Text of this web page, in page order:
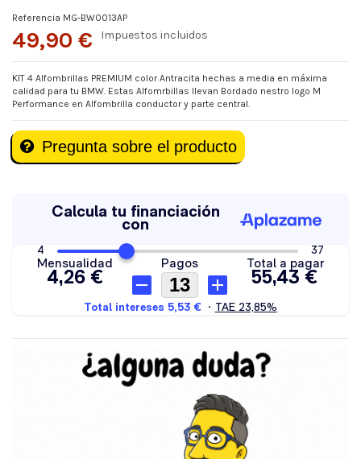
Referencia MG-BW0013AP
49,90 € Impuestos incluidos
KIT 4 Alfombrillas PREMIUM color Antracita hechas a media en máxima
calidad para tu BMW. Estas Alfomrbillas llevan Bordado nestro logo M
Performance en Alfombrilla conductor y parte central.
Pregunta sobre el producto